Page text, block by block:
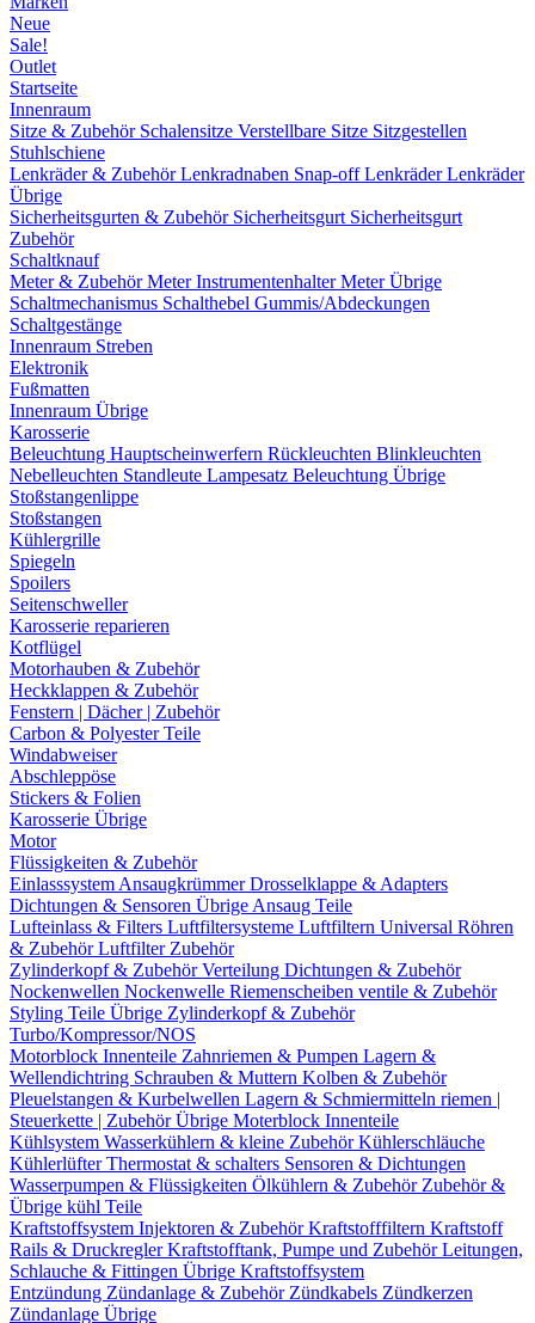
Neue
Sale!
Outlet
Startseite
Innenraum
Sitze & Zubehör Schalensitze Verstellbare Sitze Sitzgestellen
Stuhlschiene
Lenkräder & ZubehörLenkradnaben Snap-offLenkräderLenkräder
Übrige
Sicherheitsgurten & Zubehör Sicherheitsgurt Sicherheitsgurt
Zubehör
Schaltknauf
Meter & ZubehörMeterInstrumentenhalterMeter Übrige
Schaltmechanismus Schalthebel Gummis/Abdeckungen
Schaltgestänge
Innenraum Streben
Elektronik
Fußmatten
Innenraum Übrige
Karosserie
Beleuchtung Hauptscheinwerfern Rückleuchten Blinkleuchten
Nebelleuchten Standleute Lampesatz Beleuchtung Übrige
Stoßstangenlippe
Stoßstangen
Kühlergrille
Spiegeln
Spoilers
Seitenschweller
Karosserie reparieren
Kotflügel
Motorhauben & Zubehör
Heckklappen & Zubehör
Fenstern | Dächer | Zubehör
Carbon & Polyester Teile
Windabweiser
Abschleppöse
Stickers & Folien
Karosserie Übrige
Motor
Flüssigkeiten & Zubehör
Einlasssystem AnsaugkrümmerDrosselklappe & Adapters
Dichtungen & Sensoren Übrige Ansaug Teile
Lufteinlass & Filters Luftfiltersysteme Luftfiltern Universal Röhren
& ZubehörLuftfilter Zubehör
Zylinderkopf & ZubehörVerteilung Dichtungen & Zubehör
Nockenwellen Nockenwelle Riemenscheiben ventile & Zubehör
Styling Teile Übrige Zylinderkopf & Zubehör
Turbo/Kompressor/NOS
Motorblock Innenteile Zahnriemen & Pumpen Lagern &
Wellendichtring Schrauben & Muttern Kolben & Zubehör
Pleuelstangen & Kurbelwellen Lagern & Schmiermitteln riemen |
Steuerkette | ZubehörÜbrige Moterblock Innenteile
Kühlsystem Wasserkühlern & kleine ZubehörKühlerschläuche
KühlerlüfterThermostat & schalters Sensoren & Dichtungen
Wasserpumpen & Flüssigkeiten Ölkühlern & Zubehör Zubehör &
Übrige kühl Teile
Kraftstoffsystem Injektoren & ZubehörKraftstofffiltern Kraftstoff
Rails & DruckreglerKraftstofftank, Pumpe und ZubehörLeitungen,
Schlauche & Fittingen Übrige Kraftstoffsystem
Entzündung Zündanlage & Zubehör Zündkabels Zündkerzen
Zündanlage Übrige